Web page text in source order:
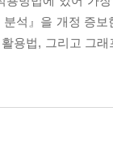
석』을 개정 증
용법, 그리고 그